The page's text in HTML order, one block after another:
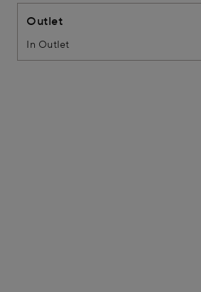
Outlet
In Outlet